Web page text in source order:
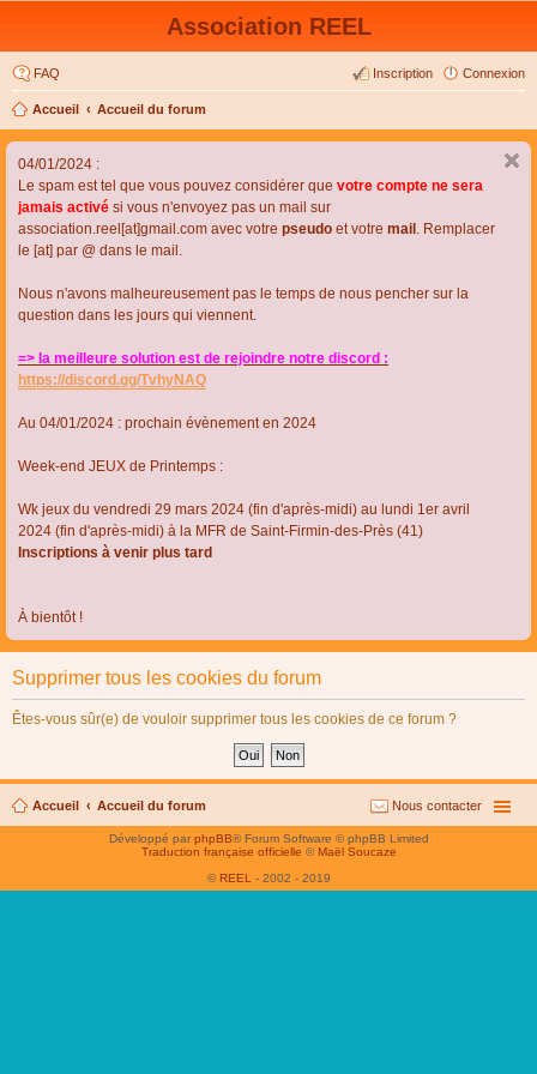
Association REEL
FAQ Connexion
Inscription
Accueil Accueil du forum
04/01/2024 :
Le spam est tel que vous pouvez considérer que votre compte ne sera
jamais activé si vous n'envoyez pas un mail sur
association.reel[at]gmail.com avec votre pseudo et votre mail . Remplacer
le [at] par @ dans le mail.
Nous n'avons malheureusement pas le temps de nous pencher sur la
question dans les jours qui viennent.
=> la meilleure solution est de rejoindre notre discord :
https://discord.gg/TvhyNAQ
Au 04/01/2024 : prochain évènement en 2024
Week-end JEUX de Printemps :
Wk jeux du vendredi 29 mars 2024 (fin d'après-midi) au lundi 1er avril
2024 (fin d'après-midi) à la MFR de Saint-Firmin-des-Près (41)
Inscriptions à venir plus tard
À bientôt !
Supprimer tous les cookies du forum
Êtes-vous sûr(e) de vouloir supprimer tous les cookies de ce forum ?
Accueil Accueil du forum Nous contacter
Développé parphpBB® Forum Software © phpBB Limited
Traduction française officielle © Maël Soucaze
© REEL - 2002 - 2019